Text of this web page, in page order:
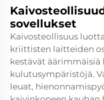
sovellukset
Kaivosteollisuus
kriittisten laitteiden
kestävät äärimmäisiä
kulutusympäristöjä.
leuat,